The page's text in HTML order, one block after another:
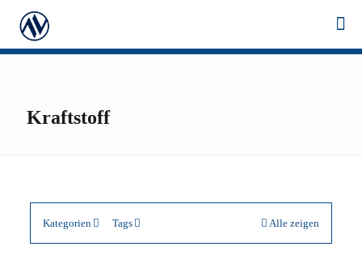
Kraftstoff
Kategorien Tags Alle zeigen